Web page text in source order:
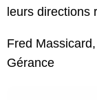
leurs directions
Fred
Gérance